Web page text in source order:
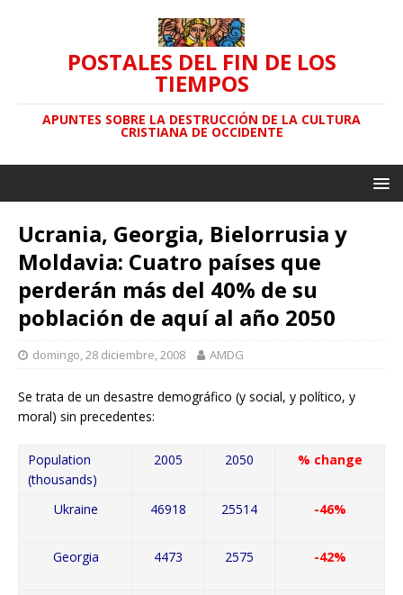
POSTALES DEL FIN DE LOS
TIEMPOS
APUNTES SOBRE LA DESTRUCCIÓN DE LA CULTURA
CRISTIANA DE OCCIDENTE
Ucrania, Georgia, Bielorrusia y
Moldavia: Cuatro países que
perderán más del 40% de su
población de aquí al año 2050
domingo, 28 diciembre, 2008 AMDG
Se trata de un desastre demográfico (y social, y político, y
moral) sin precedentes:
Population
(thousands)
2005 2050 % change
Ukraine 46918 25514 -46%
Georgia 4473 2575 -42%